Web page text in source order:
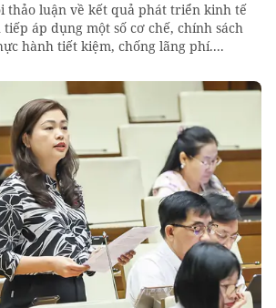
thảo luận về kết quả phát triển kinh tế
áp dụng một số cơ chế, chính sách
hành tiết kiệm, chống lãng phí....